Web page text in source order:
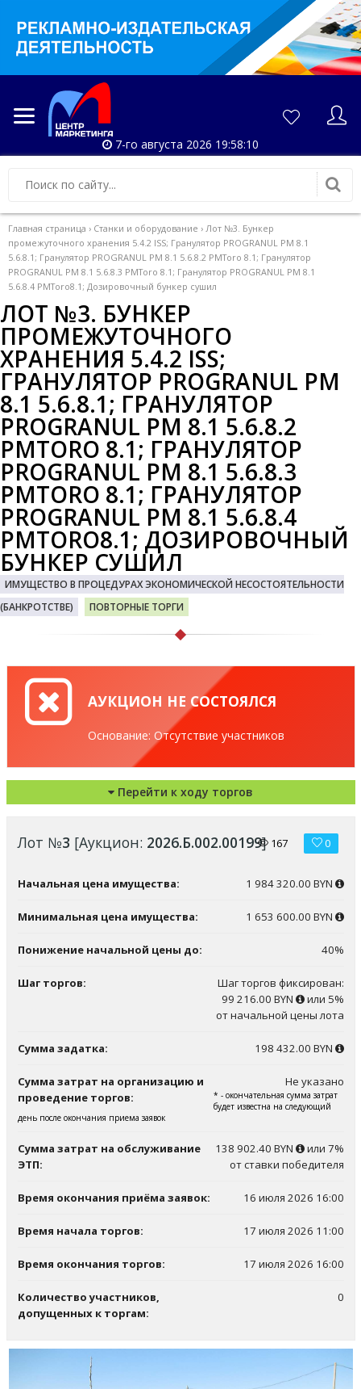
7-го августа 2026 19:58:10
Главная страница › Станки и оборудование › Лот №3. Бункер
промежуточного хранения 5.4.2 ISS; Гранулятор PROGRANUL PM 8.1
5.6.8.1; Гранулятор PROGRANUL PM 8.1 5.6.8.2 PMToro 8.1; Гранулятор
PROGRANUL PM 8.1 5.6.8.3 PMToro 8.1; Гранулятор PROGRANUL PM 8.1
5.6.8.4 PMToro8.1; Дозировочный бункер сушил
ЛОТ №3. БУНКЕР
ПРОМЕЖУТОЧНОГО
ХРАНЕНИЯ 5.4.2 ISS;
ГРАНУЛЯТОР PROGRANUL PM
8.1 5.6.8.1; ГРАНУЛЯТОР
PROGRANUL PM 8.1 5.6.8.2
PMTORO 8.1; ГРАНУЛЯТОР
PROGRANUL PM 8.1 5.6.8.3
PMTORO 8.1; ГРАНУЛЯТОР
PROGRANUL PM 8.1 5.6.8.4
PMTORO8.1; ДОЗИРОВОЧНЫЙ
БУНКЕР СУШИЛ
ИМУЩЕСТВО В ПРОЦЕДУРАХ ЭКОНОМИЧЕСКОЙ НЕСОСТОЯТЕЛЬНОСТИ
(БАНКРОТСТВЕ)
ПОВТОРНЫЕ ТОРГИ
АУКЦИОН НЕ СОСТОЯЛСЯ
Основание: Отсутствие участников
Перейти к ходу торгов
Лот №3 [Аукцион: 2026.Б.002.00199] 167 0
Начальная цена имущества: 1 984 320.00 BYN
Минимальная цена имущества: 1 653 600.00 BYN
Понижение начальной цены до: 40%
Шаг торгов:
Шаг торгов фиксирован:
99 216.00 BYN
или 5%
от начальной цены лота
Сумма задатка: 198 432.00 BYN
Сумма затрат на организацию и
проведение торгов:
Не указано
* - окончательная сумма затрат
будет известна на следующий
день после окончания приема заявок
Сумма затрат на обслуживание
ЭТП:
138 902.40 BYN
или 7%
от ставки победителя
Время окончания приёма заявок: 16 июля 2026 16:00
Время начала торгов: 17 июля 2026 11:00
Время окончания торгов: 17 июля 2026 16:00
Количество участников,
допущенных к торгам:
0